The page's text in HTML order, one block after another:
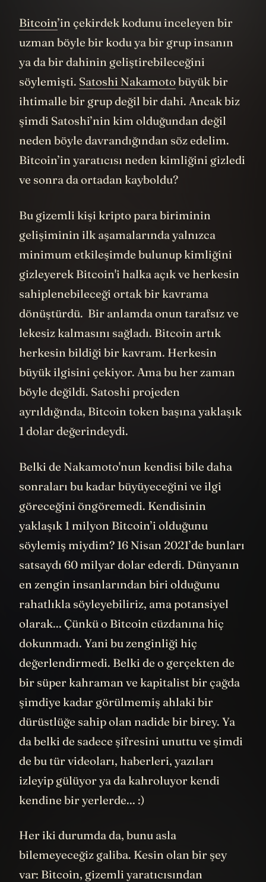
Bitcoin’in çekirdek kodunu inceleyen bir
uzman böyle bir kodu ya bir grup insanın
ya da bir dahinin geliştirebileceğini
söylemişti. Satoshi Nakamotobüyük bir
ihtimalle bir grup değil bir dahi. Ancak biz
şimdi Satoshi’nin kim olduğundan değil
neden böyle davrandığından söz edelim.
Bitcoin’in yaratıcısı neden kimliğini gizledi
ve sonra da ortadan kayboldu?
Bu gizemli kişi kripto para biriminin
gelişiminin ilk aşamalarında yalnızca
minimum etkileşimde bulunup kimliğini
gizleyerek Bitcoin'i halka açık ve herkesin
sahiplenebileceği ortak bir kavrama
dönüştürdü. Bir anlamda onun tarafsız ve
lekesiz kalmasını sağladı. Bitcoin artık
herkesin bildiği bir kavram. Herkesin
büyük ilgisini çekiyor. Ama bu her zaman
böyle değildi. Satoshi projeden
ayrıldığında, Bitcoin token başına yaklaşık
1 dolar değerindeydi.
Belki de Nakamoto'nun kendisi bile daha
sonraları bu kadar büyüyeceğini ve ilgi
göreceğini öngöremedi. Kendisinin
yaklaşık 1 milyon Bitcoin’i olduğunu
söylemiş miydim? 16 Nisan 2021’de bunları
satsaydı 60 milyar dolar ederdi. Dünyanın
en zengin insanlarından biri olduğunu
rahatlıkla söyleyebiliriz, ama potansiyel
olarak... Çünkü o Bitcoin cüzdanına hiç
dokunmadı. Yani bu zenginliği hiç
değerlendirmedi. Belki de o gerçekten de
bir süper kahraman ve kapitalist bir çağda
şimdiye kadar görülmemiş ahlaki bir
dürüstlüğe sahip olan nadide bir birey. Ya
da belki de sadece şifresini unuttu ve şimdi
de bu tür videoları, haberleri, yazıları
izleyip gülüyor ya da kahroluyor kendi
kendine bir yerlerde... :)
Her iki durumda da, bunu asla
bilemeyeceğiz galiba. Kesin olan bir şey
var: Bitcoin, gizemli yaratıcısından